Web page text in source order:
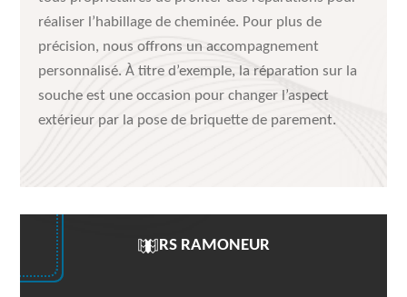
réaliser l’habillage de cheminée. Pour plus de
précision, nous offrons un accompagnement
personnalisé. À titre d’exemple, la réparation sur la
souche est une occasion pour changer l’aspect
extérieur par la pose de briquette de parement.
RS RAMONEUR